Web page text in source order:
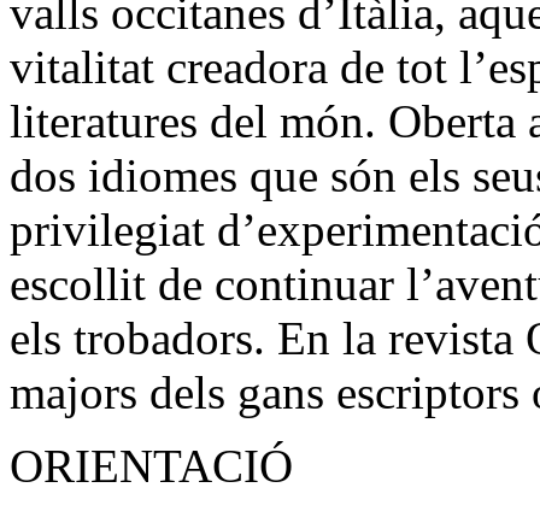
valls occitanes d’Itàlia,
vitalitat creadora de tot
literatures del món. Oberta
dos idiomes que són els
privilegiat
escollit de continuar
els trobadors. En la revista
majors dels gans
ORIENTACIÓ